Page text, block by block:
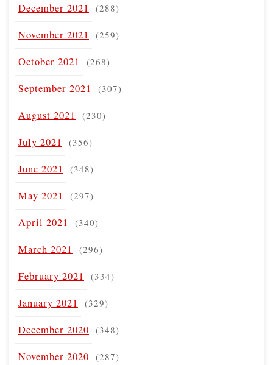
December 2021 (288)
November 2021 (259)
October 2021 (268)
September 2021 (307)
August 2021 (230)
July 2021 (356)
June 2021 (348)
May 2021 (297)
April 2021 (340)
March 2021 (296)
February 2021 (334)
January 2021 (329)
December 2020 (348)
November 2020 (287)